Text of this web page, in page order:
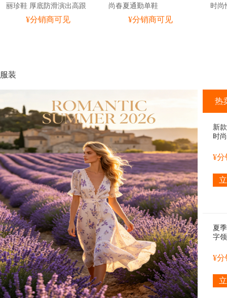
丽珍鞋 厚底防滑演出高跟
¥分销商可见
尚春夏通勤单鞋
¥分销商可见
时尚
服装
热
新
时
¥分
夏
字
¥分